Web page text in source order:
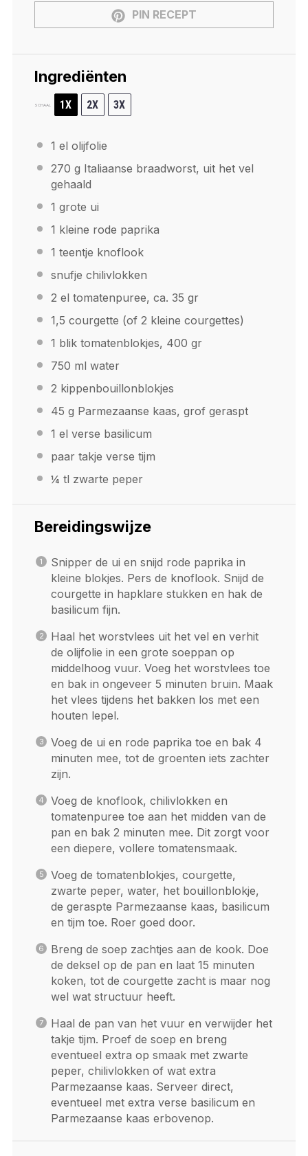
PIN RECEPT
Ingrediënten
SCHAAL 1X 2X 3X
1 el olijfolie
270 g Italiaanse braadworst, uit het vel
gehaald
1 grote ui
1 kleine rode paprika
1 teentje knoflook
snufje chilivlokken
2 el tomatenpuree, ca. 35 gr
1,5 courgette (of 2 kleine courgettes)
1 blik tomatenblokjes, 400 gr
750 ml water
2 kippenbouillonblokjes
45 g Parmezaanse kaas, grof geraspt
1 el verse basilicum
paar takje verse tijm
¼ tl zwarte peper
Bereidingswijze
Snipper de ui en snijd rode paprika in
kleine blokjes. Pers de knoflook. Snijd de
courgette in hapklare stukken en hak de
basilicum fijn.
Haal het worstvlees uit het vel en verhit
de olijfolie in een grote soeppan op
middelhoog vuur. Voeg het worstvlees toe
en bak in ongeveer 5 minuten bruin. Maak
het vlees tijdens het bakken los met een
houten lepel.
Voeg de ui en rode paprika toe en bak 4
minuten mee, tot de groenten iets zachter
zijn.
Voeg de knoflook, chilivlokken en
tomatenpuree toe aan het midden van de
pan en bak 2 minuten mee. Dit zorgt voor
een diepere, vollere tomatensmaak.
Voeg de tomatenblokjes, courgette,
zwarte peper, water, het bouillonblokje,
de geraspte Parmezaanse kaas, basilicum
en tijm toe. Roer goed door.
Breng de soep zachtjes aan de kook. Doe
de deksel op de pan en laat 15 minuten
koken, tot de courgette zacht is maar nog
wel wat structuur heeft.
Haal de pan van het vuur en verwijder het
takje tijm. Proef de soep en breng
eventueel extra op smaak met zwarte
peper, chilivlokken of wat extra
Parmezaanse kaas. Serveer direct,
eventueel met extra verse basilicum en
Parmezaanse kaas erbovenop.